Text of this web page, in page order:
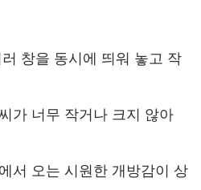
창을 동시에 띄워 놓고 작
가 너무 작거나 크지 않아
서 오는 시원한 개방감이 상